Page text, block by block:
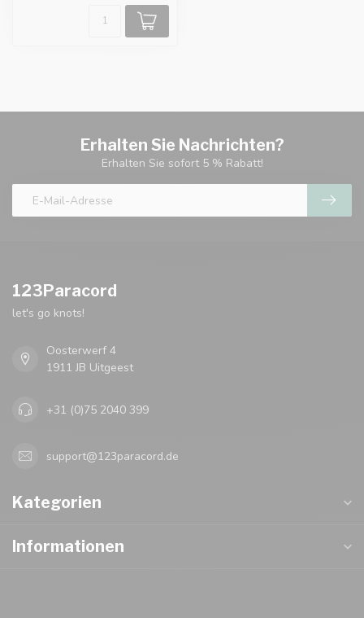
Erhalten Sie Nachrichten?
Erhalten Sie sofort 5 % Rabatt!
123Paracord
let's go knots!
Oosterwerf 4
1911 JB Uitgeest
+31 (0)75 2040 399
support@123paracord.de
Kategorien
Informationen